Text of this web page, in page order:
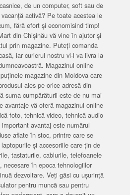
de un computer, soft sau de
activă? Pe toate acestea le
fără efort și economisind timp!
din Chișinău vă vine în ajutor și
prin magazine. Puteți comanda
iar curierul nostru vi-l va livra la
Magazinul online
magazine din Moldova care
ales pe orice adresă din
suma cumpărăturii este de nu mai
avantaje vă oferă magazinul online
foto, tehnică video, tehnică audio
avantaj este numărul
aflate în stoc, printre care se
și accesoriile care țin de
tastaturile, cablurile, telefoanele
necesare în epoca tehnologiilor
dezvoltare. Veți găsi cu ușurință
pentru muncă sau pentru